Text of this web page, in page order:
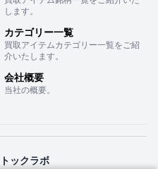
します。
カテゴリー一覧
買取アイテムカテゴリー一覧をご紹
介いたします。
会社概要
当社の概要。
ックラボ